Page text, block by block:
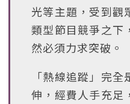
光等主題，受到觀
類型節目競爭之下
然必須力求突破。
「熱線追蹤」完
伸，經費人手充足